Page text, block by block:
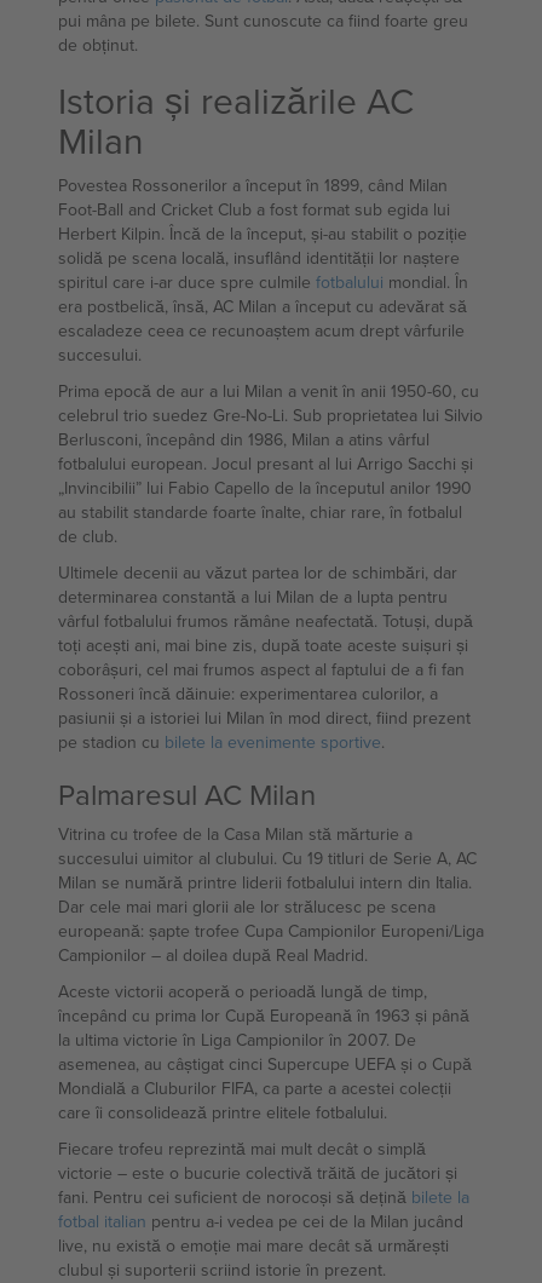
pui mâna pe bilete. Sunt cunoscute ca fiind foarte greu
de obținut.
Istoria și realizările AC
Milan
Povestea Rossonerilor a început în 1899, când Milan
Foot-Ball and Cricket Club a fost format sub egida lui
Herbert Kilpin. Încă de la început, și-au stabilit o poziție
solidă pe scena locală, insuflând identității lor naștere
spiritul care i-ar duce spre culmile fotbalului mondial. În
era postbelică, însă, AC Milan a început cu adevărat să
escaladeze ceea ce recunoaștem acum drept vârfurile
succesului.
Prima epocă de aur a lui Milan a venit în anii 1950-60, cu
celebrul trio suedez Gre-No-Li. Sub proprietatea lui Silvio
Berlusconi, începând din 1986, Milan a atins vârful
fotbalului european. Jocul presant al lui Arrigo Sacchi și
„Invincibilii” lui Fabio Capello de la începutul anilor 1990
au stabilit standarde foarte înalte, chiar rare, în fotbalul
de club.
Ultimele decenii au văzut partea lor de schimbări, dar
determinarea constantă a lui Milan de a lupta pentru
vârful fotbalului frumos rămâne neafectată. Totuși, după
toți acești ani, mai bine zis, după toate aceste suișuri și
coborâșuri, cel mai frumos aspect al faptului de a fi fan
Rossoneri încă dăinuie: experimentarea culorilor, a
pasiunii și a istoriei lui Milan în mod direct, fiind prezent
pe stadion cu bilete la evenimente sportive.
Palmaresul AC Milan
Vitrina cu trofee de la Casa Milan stă mărturie a
succesului uimitor al clubului. Cu 19 titluri de Serie A, AC
Milan se numără printre liderii fotbalului intern din Italia.
Dar cele mai mari glorii ale lor strălucesc pe scena
europeană: șapte trofee Cupa Campionilor Europeni/Liga
Campionilor – al doilea după Real Madrid.
Aceste victorii acoperă o perioadă lungă de timp,
începând cu prima lor Cupă Europeană în 1963 și până
la ultima victorie în Liga Campionilor în 2007. De
asemenea, au câștigat cinci Supercupe UEFA și o Cupă
Mondială a Cluburilor FIFA, ca parte a acestei colecții
care îi consolidează printre elitele fotbalului.
Fiecare trofeu reprezintă mai mult decât o simplă
victorie – este o bucurie colectivă trăită de jucători și
fani. Pentru cei suficient de norocoși să dețină bilete la
fotbal italian pentru a-i vedea pe cei de la Milan jucând
live, nu există o emoție mai mare decât să urmărești
clubul și suporterii scriind istorie în prezent.